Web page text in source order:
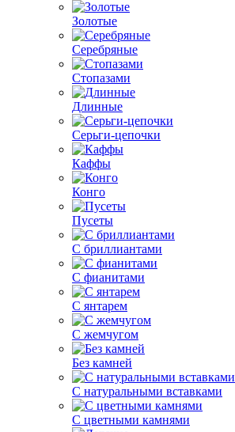
Золотые
Серебряные
Стопазами
Длинные
Серьги-цепочки
Каффы
Конго
Пусеты
С бриллиантами
С фианитами
С янтарем
С жемчугом
Без камней
С натуральными вставками
С цветными камнями